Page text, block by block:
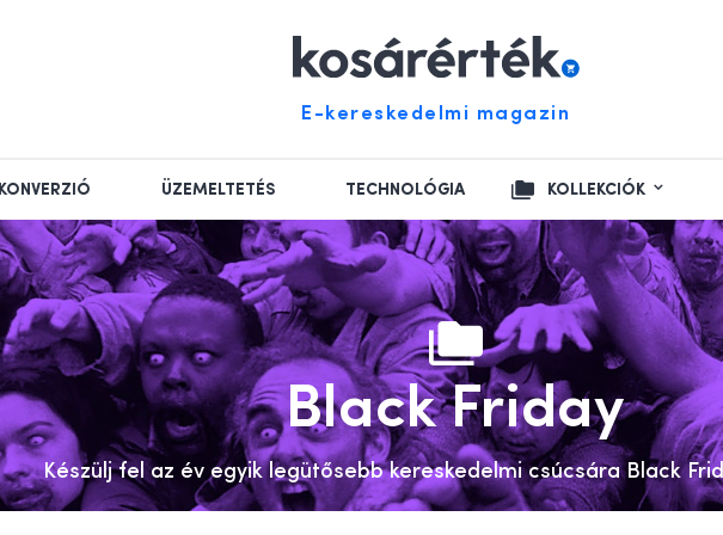
E-kereskedelmi magazin
KONVERZIÓ ÜZEMELTETÉS TECHNOLÓGIA KOLLEKCIÓK
Black Friday
Készülj fel az év egyik legütősebb kereskedelmi csúcsára Black